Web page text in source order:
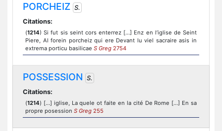
PORCHEIZ S.
Citations:
(1214) Si fut sis seint cors enterrez [...] Enz en l’iglise de Seint
Piere, Al forein porcheiz qui ere Devant lu viel sacraire asis in
extrema porticu basilicae S Greg 2754
POSSESSION S.
Citations:
(1214) [...] iglise, La quele ot faite en la cité De Rome [...] En sa
propre posession S Greg 255